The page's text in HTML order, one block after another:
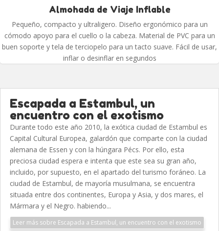
Almohada de Viaje Inflable
Pequeño, compacto y ultraligero. Diseño ergonómico para un
cómodo apoyo para el cuello o la cabeza. Material de PVC para un
buen soporte y tela de terciopelo para un tacto suave. Fácil de usar,
inflar o desinflar en segundos
Escapada a Estambul, un
encuentro con el exotismo
Durante todo este año 2010, la exótica ciudad de Estambul es
Capital Cultural Europea, galardón que comparte con la ciudad
alemana de Essen y con la húngara Pécs. Por ello, esta
preciosa ciudad espera e intenta que este sea su gran año,
incluido, por supuesto, en el apartado del turismo foráneo. La
ciudad de Estambul, de mayoría musulmana, se encuentra
situada entre dos continentes, Europa y Asia, y dos mares, el
Mármara y el Negro. habiendo...
Leer más sobre Escapada a Estambul, un encuentro con el exotismo